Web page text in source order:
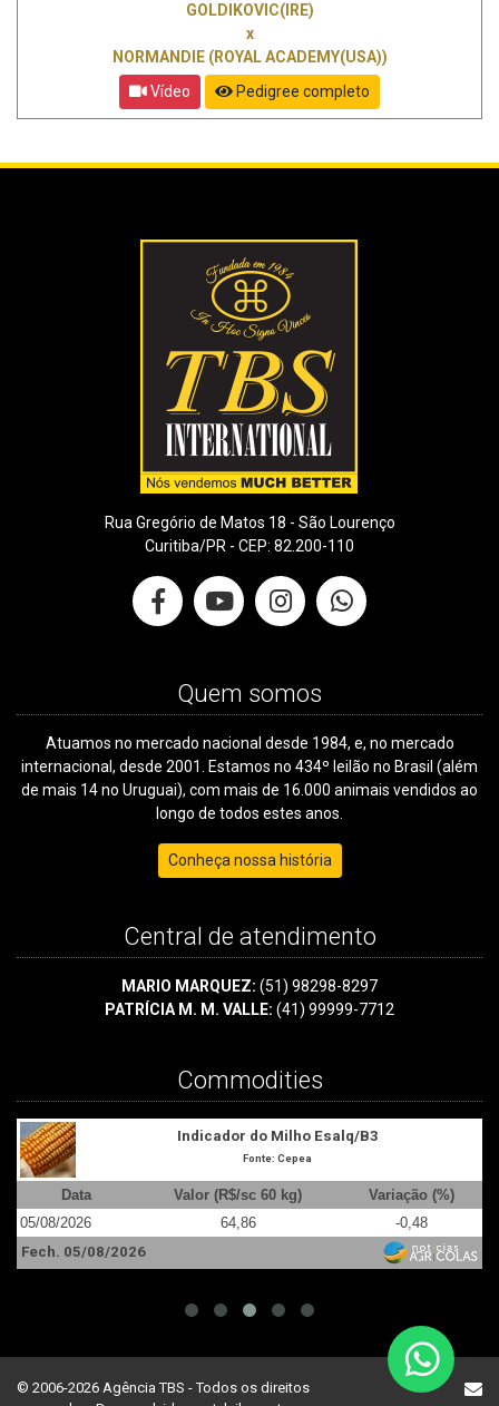
GOLDIKOVIC(IRE)
x
NORMANDIE (ROYAL ACADEMY(USA))
Vídeo
Pedigree completo
Rua Gregório de Matos 18 - São Lourenço
Curitiba/PR - CEP: 82.200-110
Quem somos
Atuamos no mercado nacional desde 1984, e, no mercado
internacional, desde 2001. Estamos no 434º leilão no Brasil (além
de mais 14 no Uruguai), com mais de 16.000 animais vendidos ao
longo de todos estes anos.
Conheça nossa história
Central de atendimento
MARIO MARQUEZ: (51) 98298-8297
PATRÍCIA M. M. VALLE: (41) 99999-7712
Commodities
Indicador da Soja Cepea/Esalq - Paraná
Fonte: Cepea/Esalq
Data Valor R$/ Saca de 60 kg
Variação (%)
05/08/2026
136,73
Fech. 05/08/2026
© 2006-2026 Agência TBS - Todos os direitos